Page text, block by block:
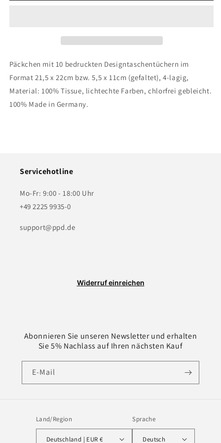
Päckchen mit 10 bedruckten Designtaschentüchern im
Format 21,5 x 22cm bzw. 5,5 x 11cm (gefaltet), 4-lagig,
Material: 100% Tissue, lichtechte Farben, chlorfrei gebleicht.
100% Made in Germany.
Servicehotline
Mo-Fr: 9:00 - 18:00 Uhr
+49 2225 9935-0
support@ppd.de
Widerruf einreichen
Abonnieren Sie unseren Newsletter und erhalten
Sie 5% Nachlass auf Ihren nächsten Kauf
E-Mail
Land/Region
Deutschland | EUR €
Sprache
Deutsch